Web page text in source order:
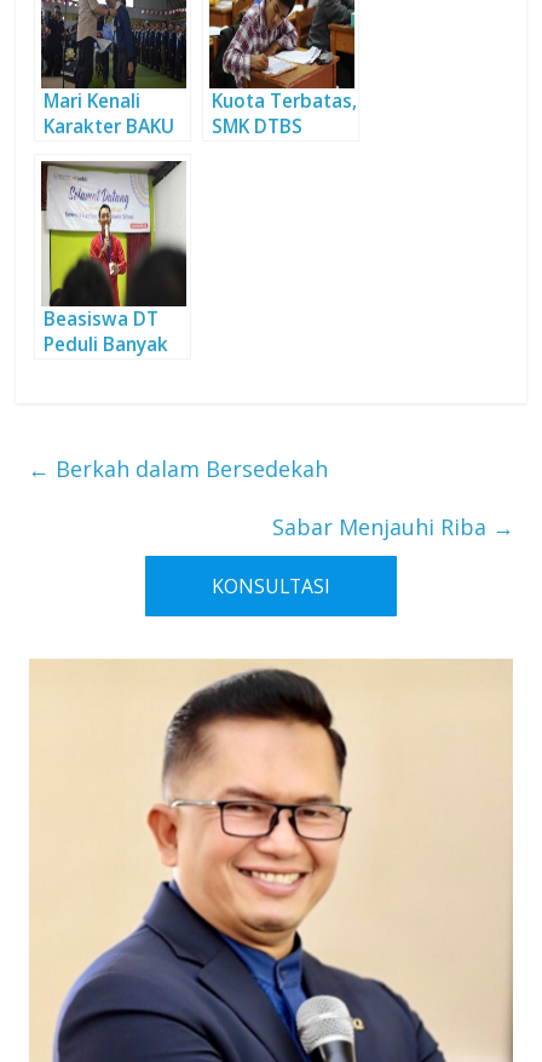
Mari Kenali
Karakter BAKU
Tauhiid
Kuota Terbatas,
SMK DTBS
Beasiswa DT
Peduli Banyak
← Berkah dalam Bersedekah
Sabar Menjauhi Riba →
KONSULTASI